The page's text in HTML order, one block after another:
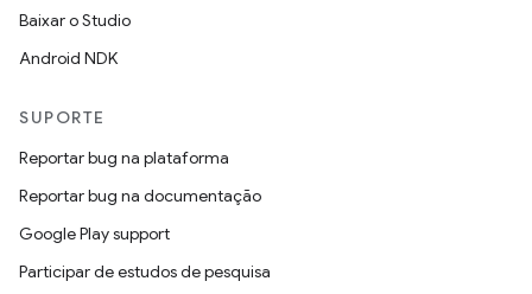
Baixar o Studio
Android NDK
SUPORTE
Reportar bug na plataforma
Reportar bug na documentação
Google Play support
Participar de estudos de pesquisa